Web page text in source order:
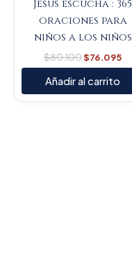
Jesus escucha : 365
oraciones para
niños a los niños
$80.100$76.095
Añadir al carrito